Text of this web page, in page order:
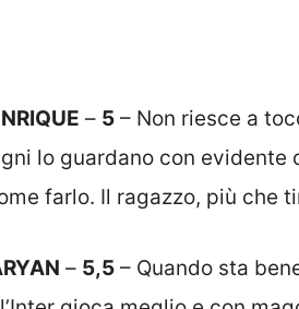
– 5 – Non riesce a
lo guardano con evidente
farlo. Il ragazzo, più che
– 5,5 – Quando sta